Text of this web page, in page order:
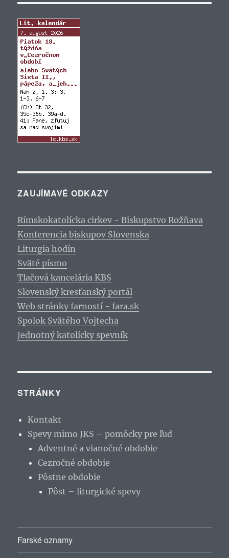
ZAUJÍMAVÉ ODKAZY
Rímskokatolícka cirkev - Biskupstvo Rožňava
Konferencia biskupov Slovenska
Liturgia hodín
Sväté písmo
Tlačová kancelária KBS
Slovenský kresťanský portál
Web stránky farností - fara.sk
Spolok Svätého Vojtecha
Jednotný katolícky spevník
STRÁNKY
Kontakt
Spevy mimo JKS – pomôcky pre ľud
Adventné a vianočné obdobie
Cezročné obdobie
Pôstne obdobie
Pôst – liturgické spevy
Farské oznamy